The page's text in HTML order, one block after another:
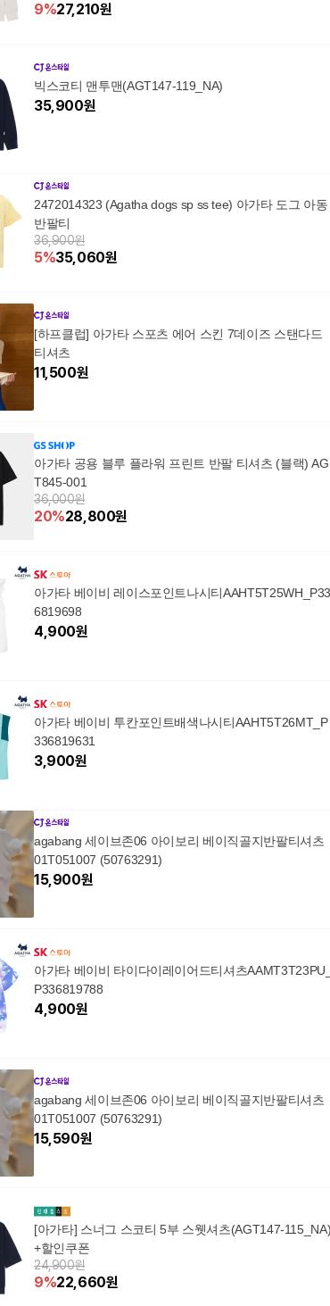
9%27,210원
빅스코티 맨투맨(AGT147-119_NA)
35,900원
2472014323 (Agatha dogs sp ss tee) 아가타 도그 아동
반팔티
36,900원
5%35,060원
[하프클럽] 아가타 스포츠 에어 스킨 7데이즈 스탠다드
티셔츠
11,500원
아가타 공용 블루 플라워 프린트 반팔 티셔츠 (블랙) AG
T845-001
36,000원
20%28,800원
아가타 베이비 레이스포인트나시티
6819698
4,900원
아가타 베이비 투칸포인트배색나시티AAHT5T26MT_P
336819631
3,900원
agabang 세이브존06 아이보리 베이직골지반팔티셔츠
01T051007 (50763291)
15,900원
아가타 베이비 타이다이레이어드티셔츠
P336819788
4,900원
agabang 세이브존06 아이보리 베이직골지반팔티셔츠
01T051007 (50763291)
15,590원
[아가타] 스너그 스코티 5부 스웻셔츠(AGT147-
+할인쿠폰
24,900원
9%22,660원